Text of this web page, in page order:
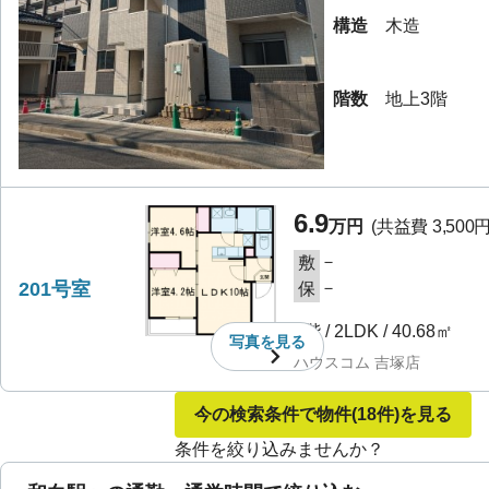
構造 木造
階数 地上3階
201号室
写真を見る
6.9万円 (共益費 3,500円
敷 －
保 －
2階/ 2LDK /40.68㎡
ハウスコム 吉塚店
今の検索条件で物件(18件)を見る
条件を絞り込みませんか？